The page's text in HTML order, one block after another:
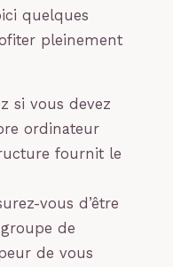
quelques
pleinement
si vous devez
ordinateur
fournit le
vous d’être
de
de vous